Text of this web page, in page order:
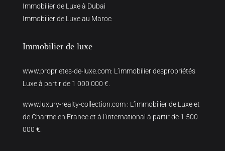
Immobilier de Luxe à Dubai
Immobilier de Luxe au Maroc
Immobilier de luxe
www.proprietes-de-luxe.com: L’immobilier despropriétés
Luxe à partir de 1 000 000 €.
www.luxury-realty-collection.com : L’immobilier de Luxe et
de Charme en France et à l’international à partir de 1 500
000 €.